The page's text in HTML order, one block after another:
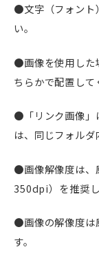
●文字（フォント
い。
●画像を使用した
ちらかで配置して
●「リンク画像
は、同じフォルダ
●画像解像度は、
350dpi）を推奨し
●画像の解像度は
す。